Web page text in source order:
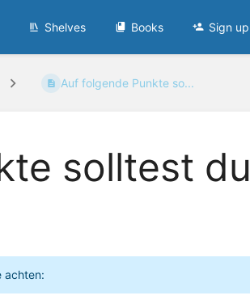
Shelves Books Sign up
Auf folgende Punkte so...
solltest du
achten: